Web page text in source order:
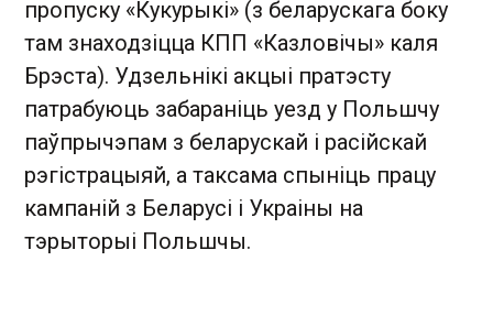
пропуску «Кукурыкі» (з беларускага боку
там знаходзіцца КПП «Казловічы» каля
Брэста). Удзельнікі акцыі пратэсту
патрабуюць забараніць уезд у Польшчу
паўпрычэпам з беларускай і расійскай
рэгістрацыяй, а таксама спыніць працу
кампаній з Беларусі і Украіны на
тэрыторыі Польшчы.